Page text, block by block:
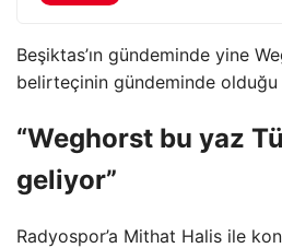
Beşiktas’ın gündeminde yine
belirteçinin gündeminde
“Weghorst bu yaz
geliyor”
Radyospor’a Mithat Halis ile